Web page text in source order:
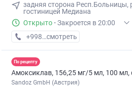
задняя сторона Респ.Больницы,
гостиницей Медиана
Открыто · Закроется в 20:00
+998 (95) XXX-XX-XX
смотреть
По рецепту
Амоксиклав, 156,25 мг/5 мл, 100 мл,
Sandoz GmbH (Австрия)